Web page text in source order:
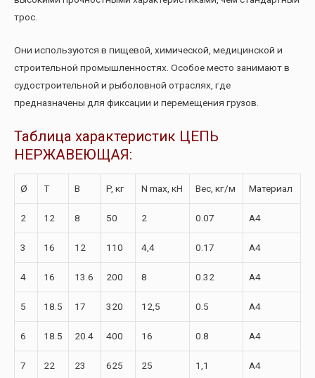
трос.
Они используются в пищевой, химической, медицинской и
строительной промышленностях. Особое место занимают в
судостроительной и рыболовной отраслях, где
предназначены для фиксации и перемещения грузов.
Таблица характеристик ЦЕПЬ
НЕРЖАВЕЮЩАЯ:
Ø T B P, кг N max, кН Вес, кг/м Материал
2 12 8 50 2 0.07 A4
3 16 12 110 4,4 0.17 A4
4 16 13.6 200 8 0.32 A4
5 18.5 17 320 12,5 0.5 A4
6 18.5 20.4 400 16 0.8 A4
7 22 23 625 25 1,1 А4